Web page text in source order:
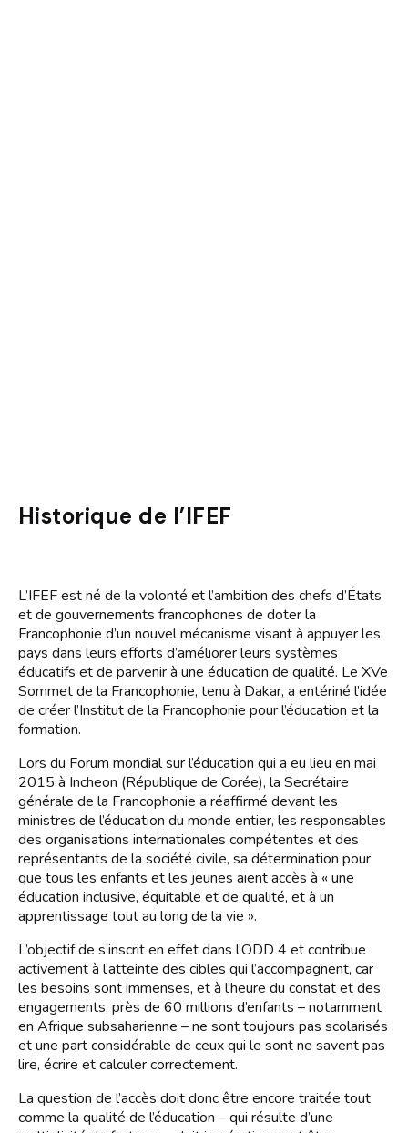
Historique de l’IFEF
L’IFEF est né de la volonté et l’ambition des chefs d’États
et de gouvernements francophones de doter la
Francophonie d’un nouvel mécanisme visant à appuyer les
pays dans leurs efforts d’améliorer leurs systèmes
éducatifs et de parvenir à une éducation de qualité. Le XVe
Sommet de la Francophonie, tenu à Dakar, a entériné l’idée
de créer l’Institut de la Francophonie pour l’éducation et la
formation.
Lors du Forum mondial sur l’éducation qui a eu lieu en mai
2015 à Incheon (République de Corée), la Secrétaire
générale de la Francophonie a réaffirmé devant les
ministres de l’éducation du monde entier, les responsables
des organisations internationales compétentes et des
représentants de la société civile, sa détermination pour
que tous les enfants et les jeunes aient accès à « une
éducation inclusive, équitable et de qualité, et à un
apprentissage tout au long de la vie ».
L’objectif de s’inscrit en effet dans l’ODD 4 et contribue
activement à l’atteinte des cibles qui l’accompagnent, car
les besoins sont immenses, et à l’heure du constat et des
engagements, près de 60 millions d’enfants – notamment
en Afrique subsaharienne – ne sont toujours pas scolarisés
et une part considérable de ceux qui le sont ne savent pas
lire, écrire et calculer correctement.
La question de l’accès doit donc être encore traitée tout
comme la qualité de l’éducation – qui résulte d’une